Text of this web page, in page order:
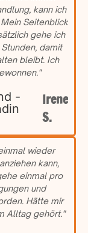
kann ich
Seitenblick
gehe ich
damit
bleibt. Ich
Irene
S.
wieder
kann,
einmal pro
und
Hätte mir
Alltag gehört."